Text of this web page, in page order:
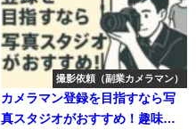
撮影依頼（副業カメラマン）
カメラマン登録を目指すなら写
真スタジオがおすすめ！趣味を